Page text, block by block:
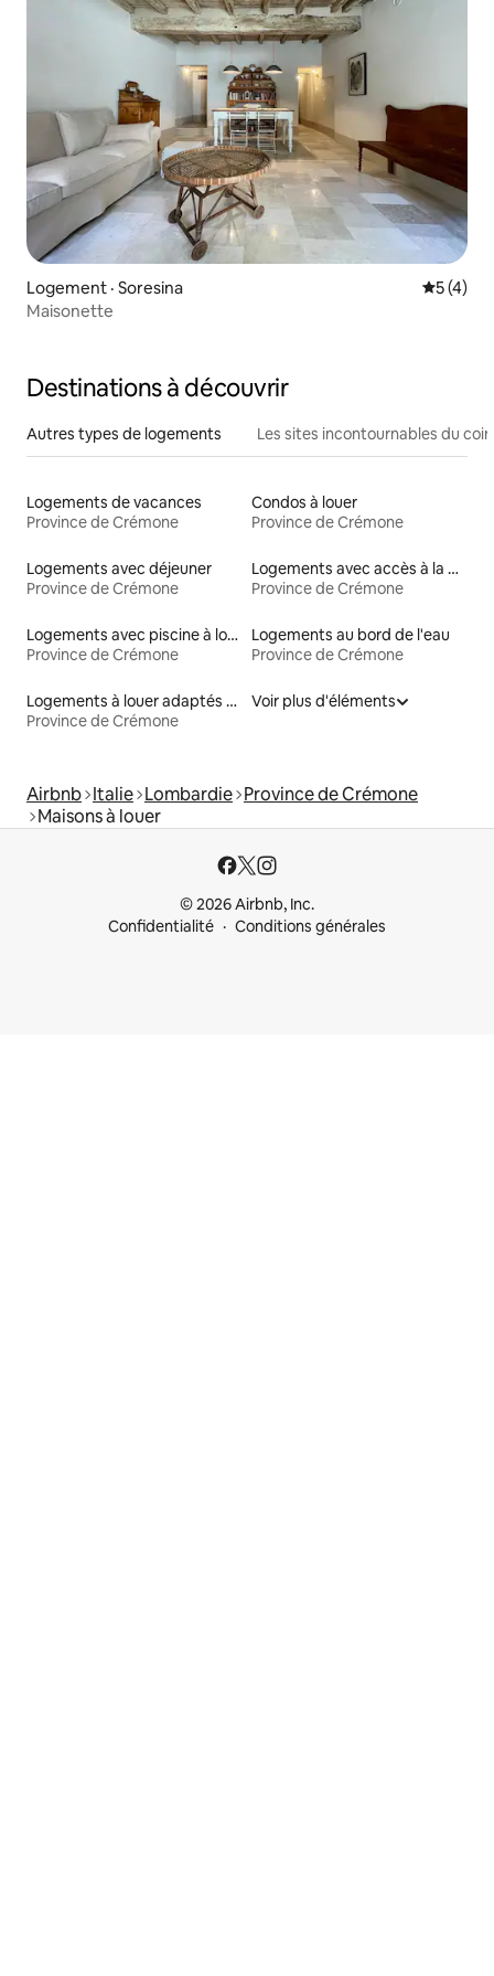
Logement · Soresina Note
5 (4)
Maisonette
Destinations à découvrir
Autres types de logements Les sites incontournables du coin
Logements de vacances
Province de Crémone
Condos à louer
Province de Crémone
Logements avec déjeuner
Province de Crémone
Logements avec accès à la plage
Province de Crémone
Logements avec piscine à louer
Province de Crémone
Logements au bord de l'eau
Province de Crémone
Logements à louer adaptés aux animaux
Province de Crémone
Voir plus d'éléments
Airbnb Italie Lombardie Province de Crémone
Maisons à louer
© 2026 Airbnb, Inc.
Confidentialité
Conditions générales